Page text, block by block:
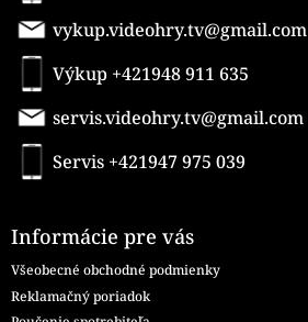
vykup.videohry.tv@gmail.com
Výkup +421948 911 635
servis.videohry.tv@gmail.com
Servis +421947 975 039
Informácie pre vás
Všeobecné obchodné podmienky
Reklamačný poriadok